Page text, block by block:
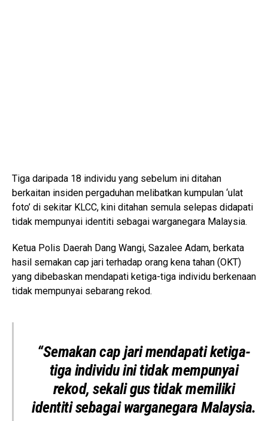
Tiga daripada 18 individu yang sebelum ini ditahan
berkaitan insiden pergaduhan melibatkan kumpulan ‘ulat
foto’ di sekitar KLCC, kini ditahan semula selepas didapati
tidak mempunyai identiti sebagai warganegara Malaysia.
Ketua Polis Daerah Dang Wangi, Sazalee Adam, berkata
hasil semakan cap jari terhadap orang kena tahan (OKT)
yang dibebaskan mendapati ketiga-tiga individu berkenaan
tidak mempunyai sebarang rekod.
“Semakan cap jari mendapati ketiga-
tiga individu ini tidak mempunyai
rekod, sekali gus tidak memiliki
identiti sebagai warganegara Malaysia.